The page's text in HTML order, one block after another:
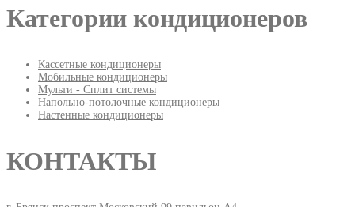
Категории кондиционеров
Кассетные кондиционеры
Мобильные кондиционеры
Мульти - Сплит системы
Напольно-потолочные кондиционеры
Настенные кондиционеры
КОНТАКТЫ